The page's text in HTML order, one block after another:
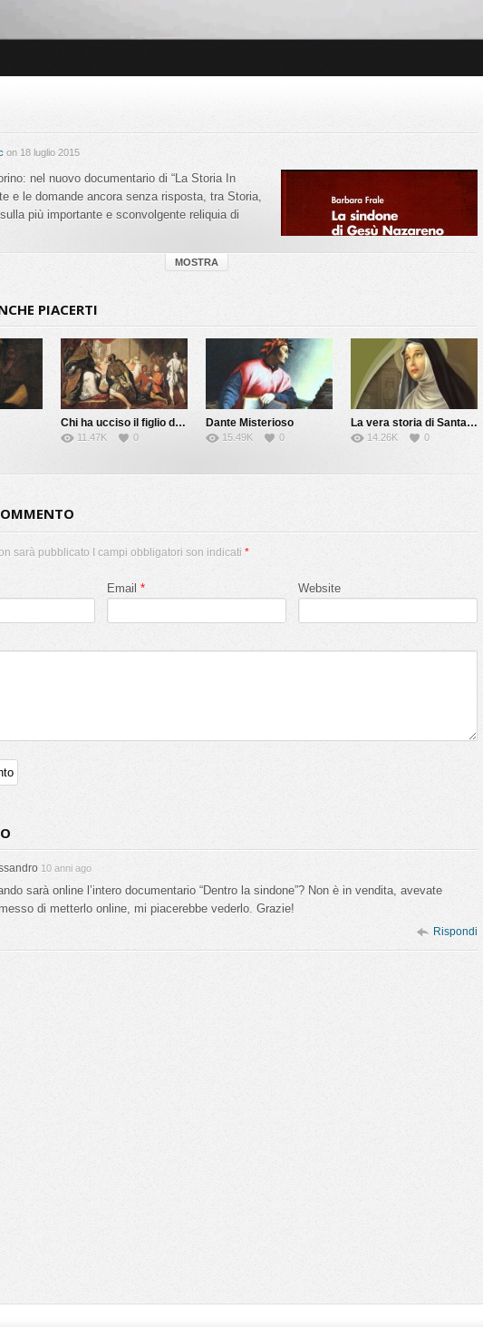
on 18 luglio 2015
nel nuovo documentario di “La Storia In
e le domande ancora senza risposta, tra Storia,
più importante e sconvolgente reliquia di
20 0 0 0
MOSTRA
PIACERTI
Chi ha ucciso il figlio del Papa?
11.47K 0
Dante Misterioso
15.49K 0
La vera storia di Santa Rita
14.26K 0
sarà pubblicato I campi obbligatori son indicati *
Email * Website
10 anni ago
sarà online l’intero documentario “Dentro la sindone”? Non è in vendita, avevate
di metterlo online, mi piacerebbe vederlo. Grazie!
Rispondi